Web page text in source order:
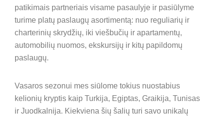
patikimais partneriais visame pasaulyje ir pasiūlyme
turime platų paslaugų asortimentą: nuo reguliarių ir
charterinių skrydžių, iki viešbučių ir apartamentų,
automobilių nuomos, ekskursijų ir kitų papildomų
paslaugų.
Vasaros sezonui mes siūlome tokius nuostabius
kelionių kryptis kaip Turkija, Egiptas, Graikija, Tunisas
ir Juodkalnija. Kiekviena šių šalių turi savo unikalų